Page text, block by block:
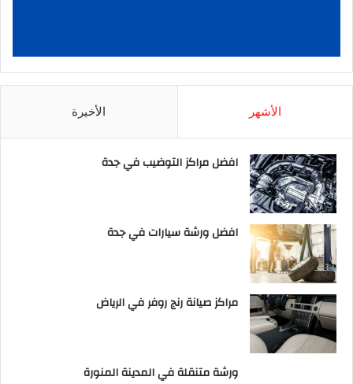
الأشهر الأخيرة
افضل مراكز التوضيب في جدة
افضل ورشة سيارات في جدة
مراكز صيانة رنج روفر في الرياض
ورشة متنقلة في المدينة المنورة